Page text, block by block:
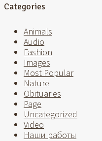
Categories
Animals
Audio
Fashion
Images
Most Popular
Nature
Obituaries
Page
Uncategorized
Video
Наши работы